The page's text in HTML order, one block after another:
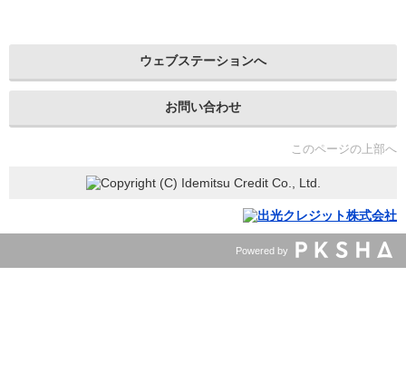
ウェブステーションへ
お問い合わせ
このページの上部へ
Powered by